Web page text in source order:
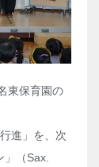
東保育園の
進」を、次
（Sax.